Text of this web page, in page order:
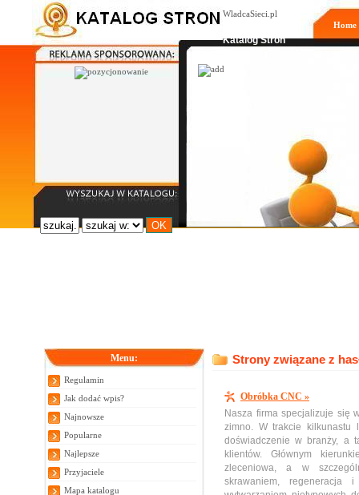
WladcaSieci.pl
Katalog Stron
Home
Menu:
Regulamin
Jak dodać wpis?
Najnowsze
Popularne
Najlepsze
Przyjaciele
Mapa katalogu
Strony związane z
Obróbka CNC »
Nasza firma specjalizuje się
zimno. W trakcie kilkunastu
doświadczenie w branży, a
klientów. Głównym
zleceniowa, a w
skrawaniem, regeneracja